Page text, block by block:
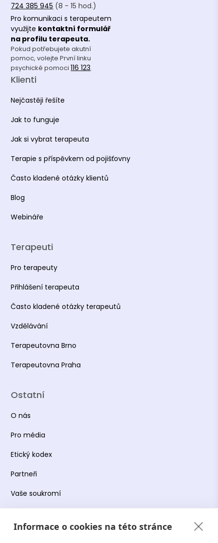
Informace o cookies na této stránce
724 385 945 (8 - 15 hod.)
Pro komunikaci s terapeutem
využijte kontaktní formulář
na profilu terapeuta.
Pokud potřebujete akutní
pomoc, volejte První linku
psychické pomoci116 123.
Klienti
Nejčastěji řešíte
Jak to funguje
Jak si vybrat terapeuta
Terapie s příspěvkem od pojišťovny
Často kladené otázky klientů
Blog
Webináře
Terapeuti
Pro terapeuty
Přihlášení terapeuta
Často kladené otázky terapeutů
Vzdělávání
Terapeutovna Brno
Terapeutovna Praha
Ostatní
O nás
Pro média
Etický kodex
Partneři
Vaše soukromí
Obchodní podmínky